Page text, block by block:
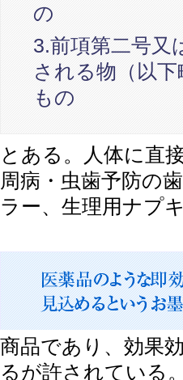
の
3.前項第二号又
される物（以
もの
とある。人体に直
周病・虫歯予防の
ラー、生理用ナプ
商品であり、効果
るが許されている